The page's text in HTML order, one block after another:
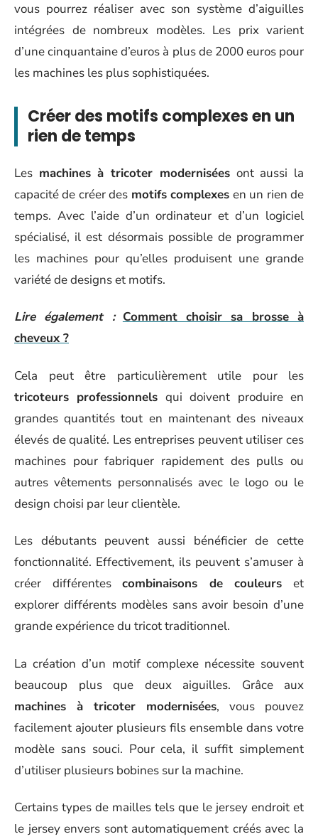
vous pourrez réaliser avec son système d’aiguilles
intégrées de nombreux modèles. Les prix varient
d’une cinquantaine d’euros à plus de 2000 euros pour
les machines les plus sophistiquées.
Créer des motifs complexes en un
rien de temps
Les machines à tricoter moderniséesont aussi la
capacité de créer des motifs complexes en un rien de
temps. Avec l’aide d’un ordinateur et d’un logiciel
spécialisé, il est désormais possible de programmer
les machines pour qu’elles produisent une grande
variété de designs et motifs.
Lire également : Comment choisir sa brosse à
cheveux ?
Cela peut être particulièrement utile pour les
tricoteurs professionnels qui doivent produire en
grandes quantités tout en maintenant des niveaux
élevés de qualité. Les entreprises peuvent utiliser ces
machines pour fabriquer rapidement des pulls ou
autres vêtements personnalisés avec le logo ou le
design choisi par leur clientèle.
Les débutants peuvent aussi bénéficier de cette
fonctionnalité. Effectivement, ils peuvent s’amuser à
créer différentescombinaisons de couleurs et
explorer différents modèles sans avoir besoin d’une
grande expérience du tricot traditionnel.
La création d’un motif complexe nécessite souvent
beaucoup plus que deux aiguilles. Grâce aux
machines à tricoter modernisées, vous pouvez
facilement ajouter plusieurs fils ensemble dans votre
modèle sans souci. Pour cela, il suffit simplement
d’utiliser plusieurs bobines sur la machine.
Certains types de mailles tels que le jersey endroit et
le jersey envers sont automatiquement créés avec la